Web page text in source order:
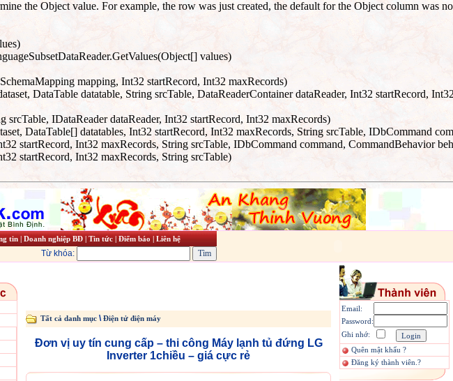
the Object value. For example, the row was just created, the default for the Object column was
values)
mapping, Int32 startRecord, Int32 maxRecords)
DataTable datatable, String srcTable, DataReaderContainer dataReader, Int32 startRecord,
IDataReader dataReader, Int32 startRecord, Int32 maxRecords)
DataTable[] datatables, Int32 startRecord, Int32 maxRecords, String srcTable, IDbCommand
startRecord, Int32 maxRecords, String srcTable, IDbCommand command, CommandBehavior
startRecord, Int32 maxRecords, String srcTable)
tin|Doanh nghiệp BĐ|Tin tức|Điểm báo |Liên hệ
Từ khóa:
Tất cả danh mục \Điện tử điện máy
Đơn vị uy tín cung cấp – thi công Máy lạnh tủ đứng LG
Inverter 1chiều – giá cực rẻ
Email:
Password:
Ghi nhớ:
Quên mật khẩu ?
Đăng ký thành viên.?